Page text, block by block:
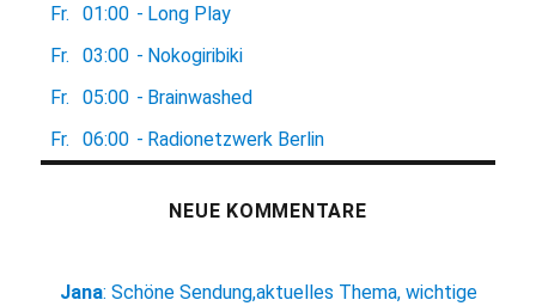
Fr.
01:00 - Long Play
Fr.
03:00 - Nokogiribiki
Fr.
05:00 - Brainwashed
Fr.
06:00 - Radionetzwerk Berlin
NEUE KOMMENTARE
Jana:Schöne Sendung,aktuelles Thema, wichtige